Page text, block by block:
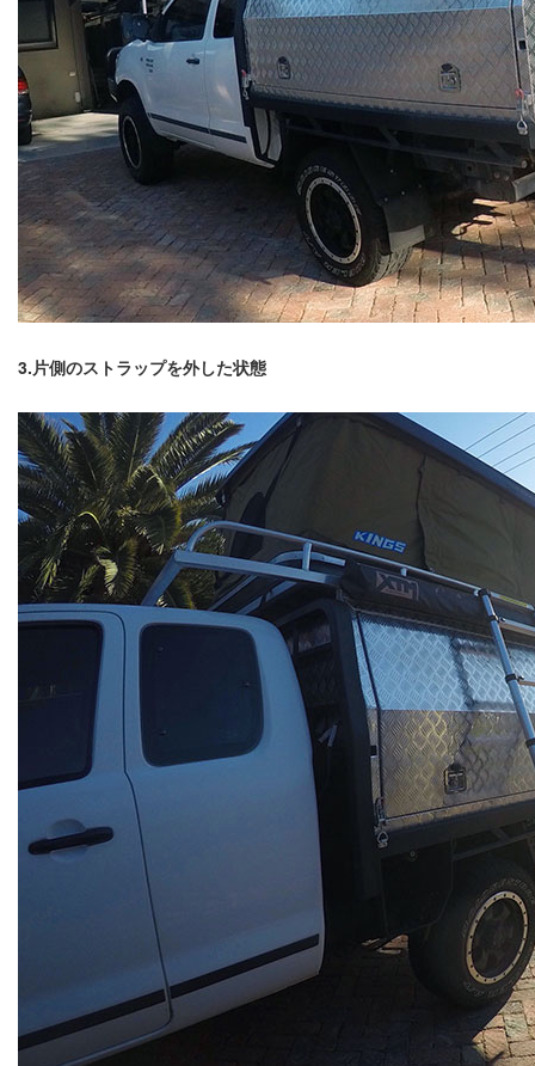
3.片側のストラップを外した状態